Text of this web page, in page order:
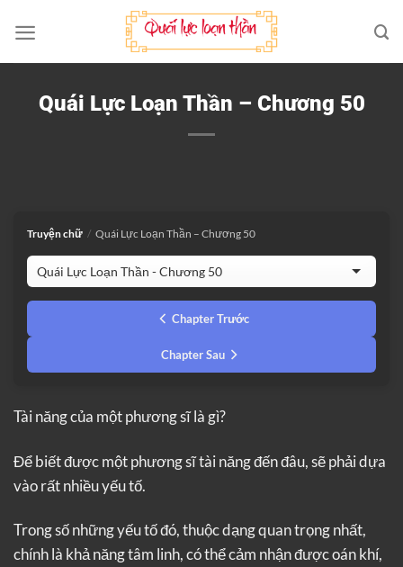
qua
nội
Quái Lực Loạn Thần – Chương 50
Truyện chữ / Quái Lực Loạn Thần – Chương 50
Chapter Trước
Chapter Sau
Tài năng của một phương sĩ là gì?
Để biết được một phương sĩ tài năng đến đâu, sẽ phải dựa
vào rất nhiều yếu tố.
Trong số những yếu tố đó, thuộc dạng quan trọng nhất,
chính là khả năng tâm linh, có thể cảm nhận được oán khí,